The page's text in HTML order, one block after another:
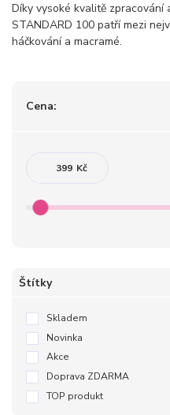
Díky vysoké kvalitě zpracování
STANDARD 100 patří mezi
háčkování a macramé.
Cena:
Kč
Štítky
Skladem
Novinka
Akce
Doprava ZDARMA
TOP produkt